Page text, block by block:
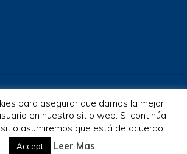
All Rights Reserved.
para asegurar que damos la mejor
en nuestro sitio web. Si continúa
asumiremos que está de acuerdo.
Accept Leer Mas